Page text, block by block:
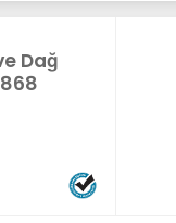
Dağ